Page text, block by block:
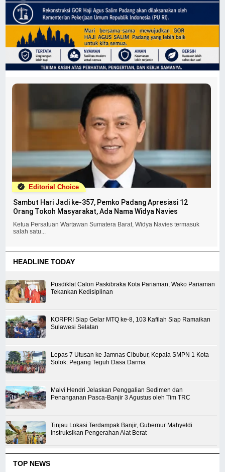
Editorial Choice
Sambut Hari Jadi ke-357, Pemko Padang Apresiasi 12
Orang Tokoh Masyarakat, Ada Nama Widya Navies
Ketua Persatuan Wartawan Sumatera Barat, Widya Navies termasuk
salah satu...
HEADLINE TODAY
Pusdiklat Calon Paskibraka Kota Pariaman, Wako Pariaman
Tekankan Kedisiplinan
KORPRI Siap Gelar MTQ ke-8, 103 Kafilah Siap Ramaikan
Sulawesi Selatan
Lepas 7 Utusan ke Jamnas Cibubur, Kepala SMPN 1 Kota
Solok: Pegang Teguh Dasa Darma
Malvi Hendri Jelaskan Penggalian Sedimen dan
Penanganan Pasca-Banjir 3 Agustus oleh Tim TRC
Tinjau Lokasi Terdampak Banjir, Gubernur Mahyeldi
Instruksikan Pengerahan Alat Berat
TOP NEWS